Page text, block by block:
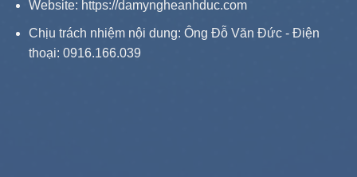
Website: https://damyngheanhduc.com
Chịu trách nhiệm nội dung: Ông Đỗ Văn Đức - Điện
thoại: 0916.166.039